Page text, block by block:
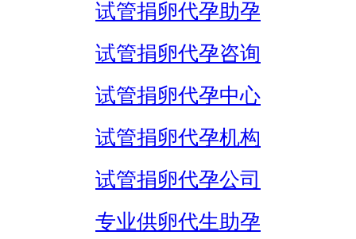
试管捐卵代孕助孕
试管捐卵代孕咨询
试管捐卵代孕中心
试管捐卵代孕机构
试管捐卵代孕公司
专业供卵代生助孕